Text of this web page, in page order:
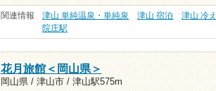
関連情報 津山 単純温泉・単純泉 津山 宿泊 津山 冷
院庄駅
花月旅館＜岡山県＞
岡山県 / 津山市 / 津山駅575m